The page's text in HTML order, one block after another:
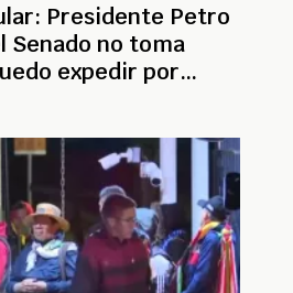
Presidente Petro
Senado no toma
expedir por